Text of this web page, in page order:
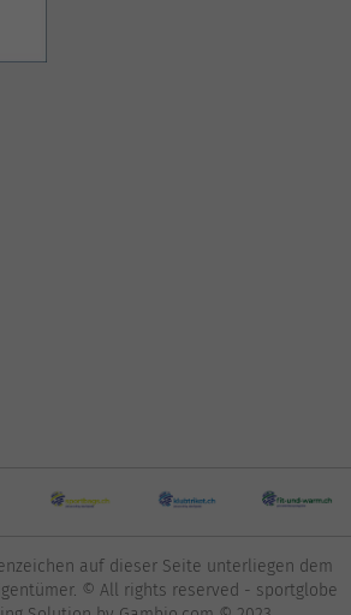
auf dieser Seite unterliegen dem
© All rights reserved - sportglobe